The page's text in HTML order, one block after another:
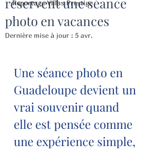
Reportage Villas Prestige
photo en vacances
Dernière mise à jour : 5 avr.
Une séance photo en
Guadeloupe devient un
vrai souvenir quand
elle est pensée comme
une expérience simple,